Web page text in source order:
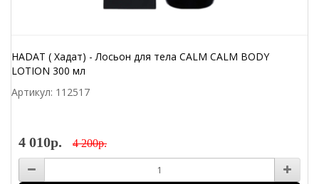
HADAT ( Хадат) - Лосьон для тела CALM CALM BODY
LOTION 300 мл
Артикул: 112517
4 010р. 4 200р.